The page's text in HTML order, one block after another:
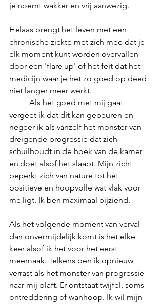
je noemt wakker en vrij aanwezig.
Helaas brengt het leven met een
chronische ziekte met zich mee dat je
elk moment kunt worden overvallen
door een 'flare up' of het feit dat het
medicijn waar je het zo goed op deed
niet langer meer werkt.
vergeet ik dat dit kan gebeuren en
negeer ik als vanzelf het monster van
dreigende progressie dat zich
schuilhoudt in de hoek van de kamer
en doet alsof het slaapt. Mijn zicht
beperkt zich van nature tot het
positieve en hoopvolle wat vlak voor
me ligt. Ik ben maximaal bijziend.
Als het volgende moment van verval
dan onvermijdelijk komt is het elke
keer alsof ik het voor het eerst
meemaak. Telkens ben ik opnieuw
verrast als het monster van progressie
naar mij blaft. Er ontstaat twijfel, soms
ontreddering of wanhoop. Ik wil mijn